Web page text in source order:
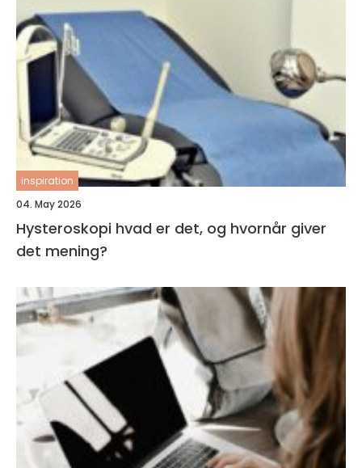
inspiration
04. May 2026
Hysteroskopi hvad er det, og hvornår giver
det mening?